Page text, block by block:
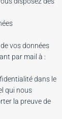
vos données
par mail à :
dans le
qui nous
la preuve de